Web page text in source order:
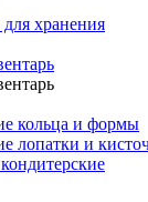
хранения
кольца и формы
лопатки и